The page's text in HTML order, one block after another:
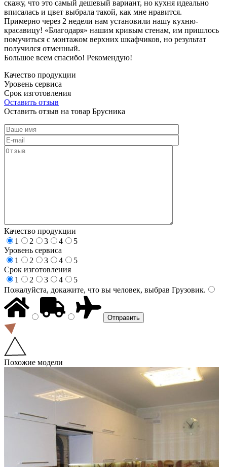
скажу, что это самый дешевый вариант, но кухня идеально
вписалась и цвет выбрала такой, как мне нравится.
Примерно через 2 недели нам установили нашу кухню-
красавицу! «Благодаря» нашим кривым стенам, им пришлось
помучиться с монтажом верхних шкафчиков, но результат
получился отменный.
Большое всем спасибо! Рекомендую!
Качество продукции
Уровень сервиса
Срок изготовления
Оставить отзыв
Оставить отзыв на товар Брусника
Качество продукции
1
2 3 4
5
Уровень сервиса
1
2 3 4
5
Срок изготовления
1
2 3 4
5
Пожалуйста, докажите, что вы человек, выбрав Грузовик.
Похожие модели